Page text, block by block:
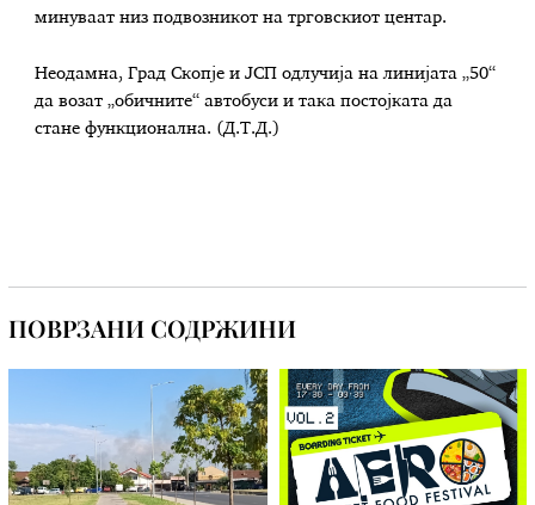
минуваат низ подвозникот на трговскиот центар.
Неодамна, Град Скопје и ЈСП одлучија на линијата „50“
да возат „обичните“ автобуси и така постојката да
стане функционална. (Д.Т.Д.)
ПОВРЗАНИ СОДРЖИНИ